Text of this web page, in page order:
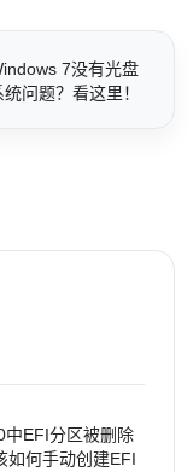
7没有光盘
问题？看这里！
中EFI分区被删除
如何手动创建EFI